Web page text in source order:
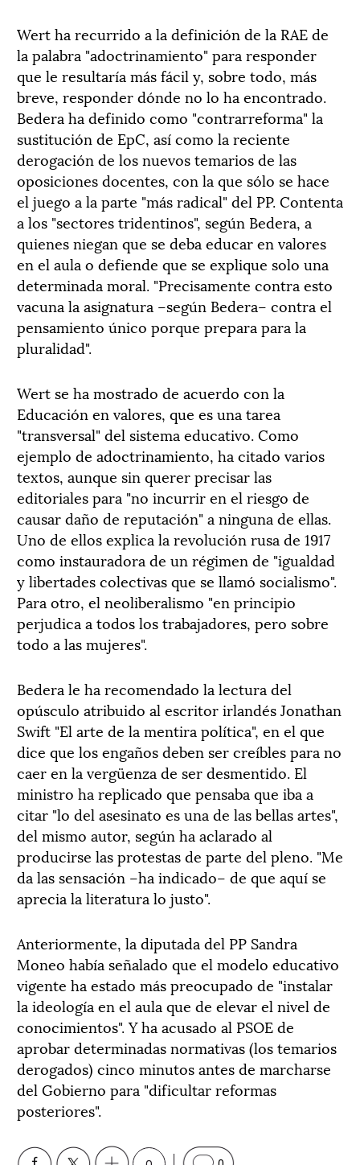
Wert ha recurrido a la definición de la RAE de
la palabra "adoctrinamiento" para responder
que le resultaría más fácil y, sobre todo, más
breve, responder dónde no lo ha encontrado.
Bedera ha definido como "contrarreforma" la
sustitución de EpC, así como la reciente
derogación de los nuevos temarios de las
oposiciones docentes, con la que sólo se hace
el juego a la parte "más radical" del PP. Contenta
a los "sectores tridentinos", según Bedera, a
quienes niegan que se deba educar en valores
en el aula o defiende que se explique solo una
determinada moral. "Precisamente contra esto
vacuna la asignatura –según Bedera– contra el
pensamiento único porque prepara para la
pluralidad".
Wert se ha mostrado de acuerdo con la
Educación en valores, que es una tarea
"transversal" del sistema educativo. Como
ejemplo de adoctrinamiento, ha citado varios
textos, aunque sin querer precisar las
editoriales para "no incurrir en el riesgo de
causar daño de reputación" a ninguna de ellas.
Uno de ellos explica la revolución rusa de 1917
como instauradora de un régimen de "igualdad
y libertades colectivas que se llamó socialismo".
Para otro, el neoliberalismo "en principio
perjudica a todos los trabajadores, pero sobre
todo a las mujeres".
Bedera le ha recomendado la lectura del
opúsculo atribuido al escritor irlandés Jonathan
Swift "El arte de la mentira política", en el que
dice que los engaños deben ser creíbles para no
caer en la vergüenza de ser desmentido. El
ministro ha replicado que pensaba que iba a
citar "lo del asesinato es una de las bellas artes",
del mismo autor, según ha aclarado al
producirse las protestas de parte del pleno. "Me
da las sensación –ha indicado– de que aquí se
aprecia la literatura lo justo".
Anteriormente, la diputada del PP Sandra
Moneo había señalado que el modelo educativo
vigente ha estado más preocupado de "instalar
la ideología en el aula que de elevar el nivel de
conocimientos". Y ha acusado al PSOE de
aprobar determinadas normativas (los temarios
derogados) cinco minutos antes de marcharse
del Gobierno para "dificultar reformas
posteriores".